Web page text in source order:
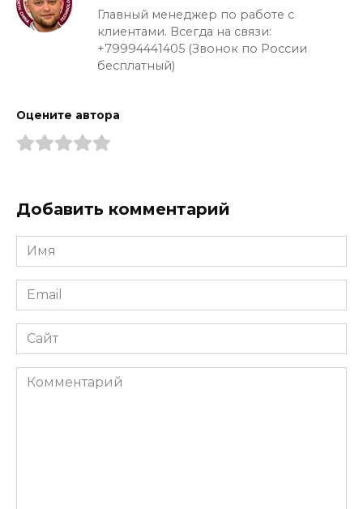
Главный менеджер по работе с
клиентами. Всегда на связи:
+79994441405 (Звонок по России
бесплатный)
Оцените автора
Добавить комментарий
Имя
*
Email
*
Сайт
Комментарий